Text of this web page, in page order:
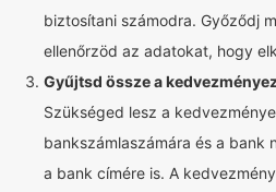
biztosítani számodra. Győződj
ellenőrzöd az adatokat, hogy
Gyűjtsd össze a
Szükséged lesz a
bankszámlaszámára és a bank
a bank címére is. A